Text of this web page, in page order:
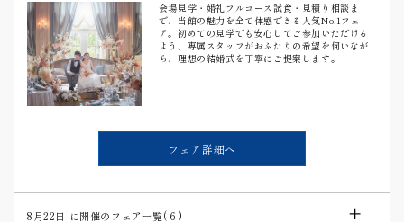
会場見学・婚礼フルコース試食・見積り相談ま
で、当館の魅力を全て体感できる人気No.1フェ
ア。初めての見学でも安心してご参加いただける
よう、専属スタッフがおふたりの希望を伺いなが
ら、理想の結婚式を丁寧にご提案します。
フェア詳細へ
8月22日 に開催のフェア一覧(6 )